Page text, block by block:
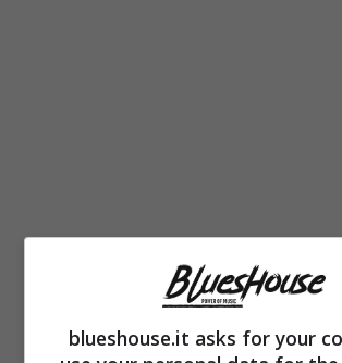
blueshouse.it asks for your